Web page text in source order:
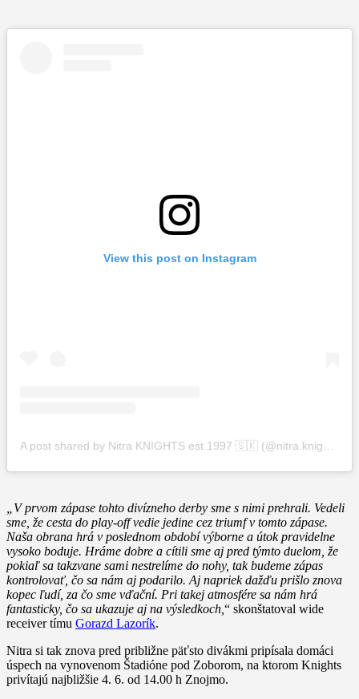
View this post on Instagram
A post shared by Nitra KNIGHTS est.1997 🇸🇰 (@nitra.knights)
„V prvom zápase tohto divízneho derby sme s nimi prehrali. Vedeli
sme, že cesta do play-off vedie jedine cez triumf v tomto zápase.
Naša obrana hrá v poslednom období výborne a útok pravidelne
vysoko boduje. Hráme dobre a cítili sme aj pred týmto duelom, že
pokiaľ sa takzvane sami nestrelíme do nohy, tak budeme zápas
kontrolovať, čo sa nám aj podarilo. Aj napriek dažďu prišlo znova
kopec ľudí, za čo sme vďační. Pri takej atmosfére sa nám hrá
fantasticky, čo sa ukazuje aj na výsledkoch, “ skonštatoval wide
receiver tímu Gorazd Lazorík.
Nitra si tak znova pred približne päťsto divákmi pripísala domáci
úspech na vynovenom Štadióne pod Zoborom, na ktorom Knights
privítajú najbližšie 4. 6. od 14.00 h Znojmo.